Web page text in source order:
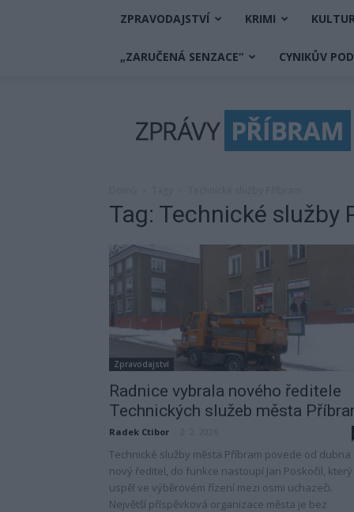
ZPRAVODAJSTVÍ KRIMI
„ZARUČENÁ SENZACE“ CYNIKŮV
Příbram
Tag: Technické služby
Zpravodajství
Radnice vybrala nového ředitele
Technických služeb města
Radek Ctibor
Technické služby města Příbram povedе od dubna
nový ředitel, do funkce nastoupí Jan Poskočil, který
uspěl ve výběrovém řízení mezi osmi uchazeči.
Největší příspěvková organizace města je bez